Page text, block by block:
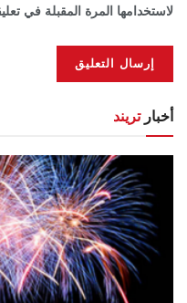
لاستخدامها المرة المقبلة في
أخبارتريند